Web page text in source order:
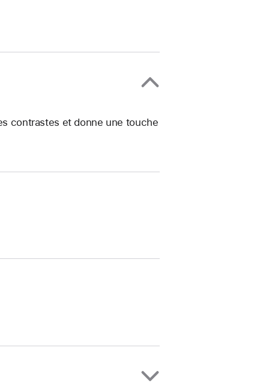
contrastes et donne une touche